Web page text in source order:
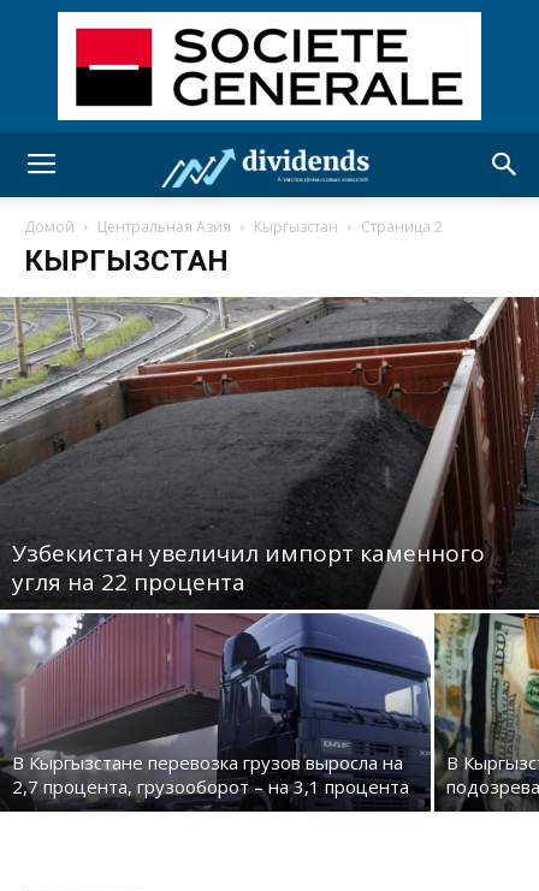
Домой Центральная Азия Кыргызстан Страница 2
КЫРГЫЗСТАН
Узбекистан увеличил импорт каменного
угля на 22 процента
В Кыргызстане перевозка грузов выросла на
2,7 процента, грузооборот – на 3,1 процента
В